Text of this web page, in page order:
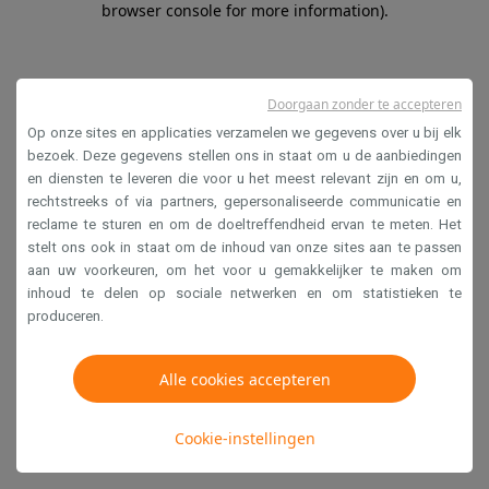
browser console for more information).
Op onze sites en applicaties verzamelen we gegevens over u bij elk
bezoek. Deze gegevens stellen ons in staat om u de aanbiedingen
en diensten te leveren die voor u het meest relevant zijn en om u,
rechtstreeks of via partners, gepersonaliseerde communicatie en
reclame te sturen en om de doeltreffendheid ervan te meten. Het
stelt ons ook in staat om de inhoud van onze sites aan te passen
aan uw voorkeuren, om het voor u gemakkelijker te maken om
inhoud te delen op sociale netwerken en om statistieken te
produceren.
Alle cookies accepteren
Cookie-instellingen
Doorgaan zonder te accepteren